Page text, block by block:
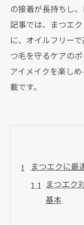
の接着が長持ちし
記事では、まつエ
に、オイルフリー
つ毛を守るケアの
アイメイクを楽し
載です。
まつエクに最
まつエク
基本
まつエ